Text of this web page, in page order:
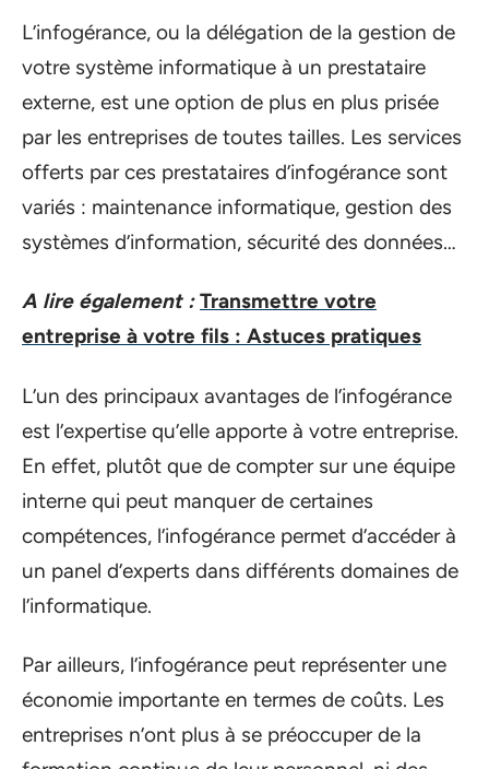
L’infogérance, ou la délégation de la gestion de
votre système informatique à un prestataire
externe, est une option de plus en plus prisée
par les entreprises de toutes tailles. Les services
offerts par ces prestataires d’infogérance sont
variés : maintenance informatique, gestion des
systèmes d’information, sécurité des données…
A lire également : Transmettre votre
entreprise à votre fils : Astuces pratiques
L’un des principaux avantages de l’infogérance
est l’expertise qu’elle apporte à votre entreprise.
En effet, plutôt que de compter sur une équipe
interne qui peut manquer de certaines
compétences, l’infogérance permet d’accéder à
un panel d’experts dans différents domaines de
l’informatique.
Par ailleurs, l’infogérance peut représenter une
économie importante en termes de coûts. Les
entreprises n’ont plus à se préoccuper de la